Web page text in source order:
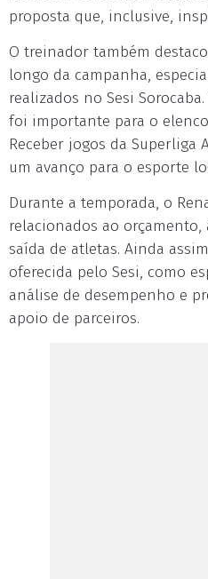
proposta que, inclusive,
O treinador também
longo da campanha,
realizados no Sesi
foi importante para o
Receber jogos da Superliga
um avanço para o esporte
Durante a temporada, o
relacionados ao
saída de atletas. Ainda
oferecida pelo Sesi, como
análise de desempenho e
apoio de parceiros.